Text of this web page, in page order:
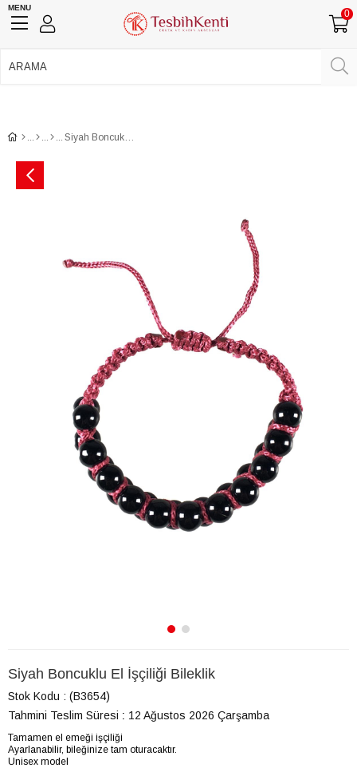
MENU
0
Siyah Boncuklu El İşçiliği Bileklik
Siyah Boncuklu El İşçiliği Bileklik
Stok Kodu
(B3654)
Tahmini Teslim Süresi : 12 Ağustos 2026 Çarşamba
Tamamen el emeği işçiliği
Ayarlanabilir, bileğinize tam oturacaktır.
Unisex model